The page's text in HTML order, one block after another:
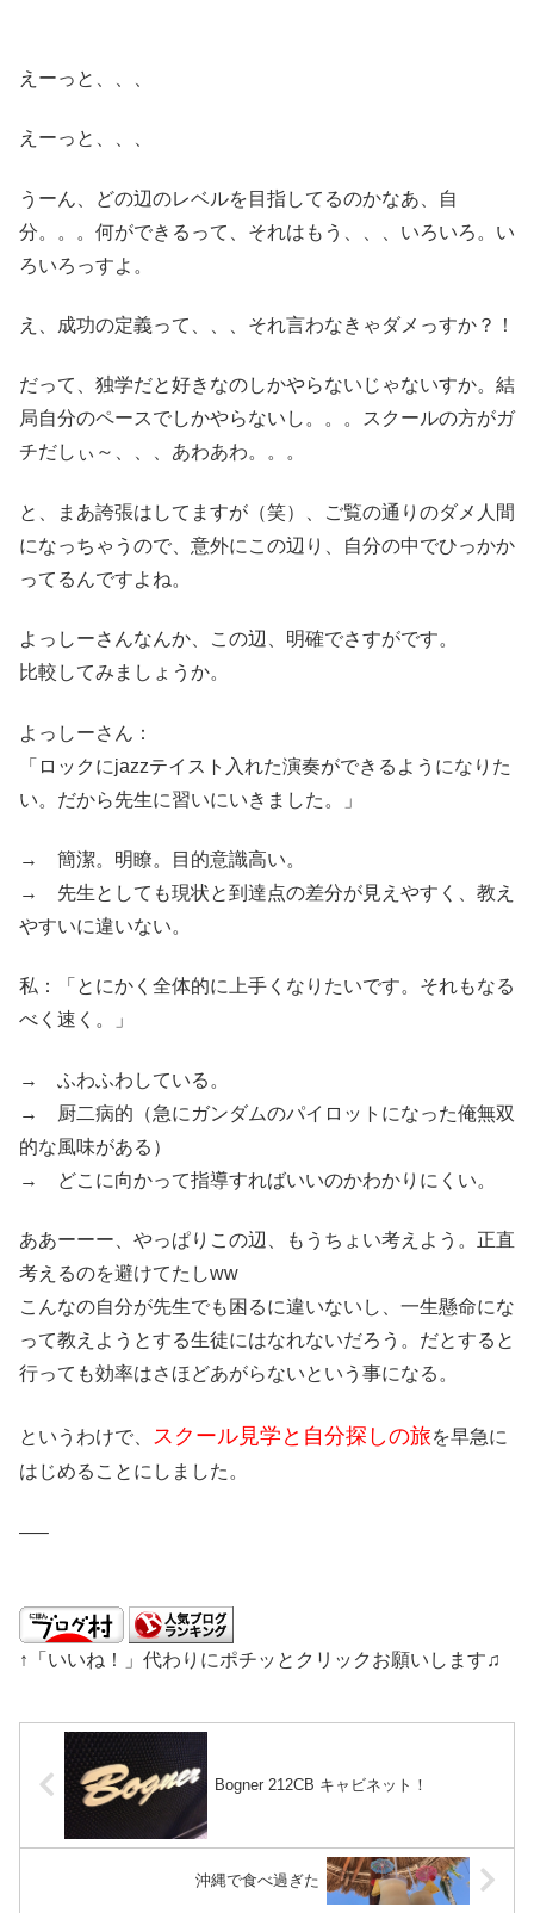
えーっと、、、
えーっと、、、
うーん、どの辺のレベルを目指してるのかなあ、自
分。。。何ができるって、それはもう、、、いろいろ。い
ろいろっすよ。
え、成功の定義って、、、それ言わなきゃダメっすか？！
だって、独学だと好きなのしかやらないじゃないすか。結
局自分のペースでしかやらないし。。。スクールの方がガ
チだしぃ～、、、あわあわ。。。
と、まあ誇張はしてますが（笑）、ご覧の通りのダメ人間
になっちゃうので、意外にこの辺り、自分の中でひっかか
ってるんですよね。
よっしーさんなんか、この辺、明確でさすがです。
比較してみましょうか。
よっしーさん：
「ロックにjazzテイスト入れた演奏ができるようになりた
い。だから先生に習いにいきました。」
→ 簡潔。明瞭。目的意識高い。
→ 先生としても現状と到達点の差分が見えやすく、教え
やすいに違いない。
私：「とにかく全体的に上手くなりたいです。それもなる
べく速く。」
→ ふわふわしている。
→ 厨二病的（急にガンダムのパイロットになった俺無双
的な風味がある）
→ どこに向かって指導すればいいのかわかりにくい。
ああーーー、やっぱりこの辺、もうちょい考えよう。正直
考えるのを避けてたしww
こんなの自分が先生でも困るに違いないし、一生懸命にな
って教えようとする生徒にはなれないだろう。だとすると
行っても効率はさほどあがらないという事になる。
というわけで、 スクール見学と自分探しの旅を早急に
はじめることにしました。
—–
↑「いいね！」代わりにポチッとクリックお願いします♫
Bogner 212CB キャビネット！
沖縄で食べ過ぎた